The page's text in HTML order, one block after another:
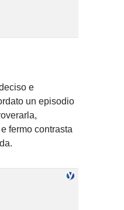
e
un episodio
fermo contrasta